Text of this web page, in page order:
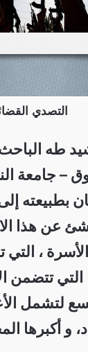
التصدي
طه
– جامعة
إلى
عن هذا
، التي
التي تتضمن
لتشمل
و أكبرها